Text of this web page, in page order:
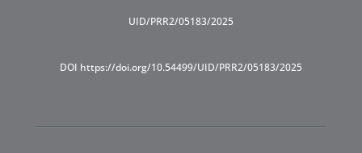
UID/PRR2/05183/2025
DOI https://doi.org/10.54499/UID/PRR2/05183/2025